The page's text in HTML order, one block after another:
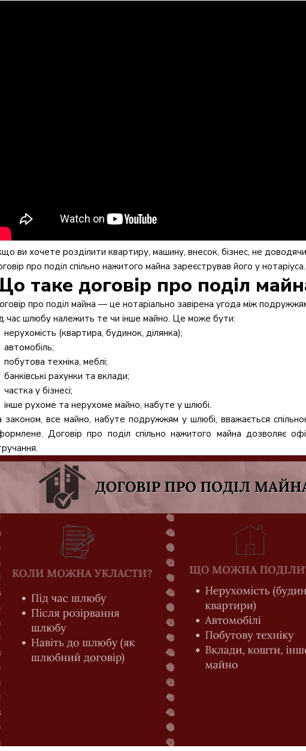
ви хочете розділити квартиру, машину, внесок, бізнес, не
про поділ спільно нажитого майна зареєстрував його у нотаріуса.
таке договір про поділ
про поділ майна — це нотаріально завірена угода між
час шлюбу належить те чи інше майно. Це може бути:
нерухомість (квартира, будинок, ділянка);
автомобіль;
побутова техніка, меблі;
банківські рахунки та вклади;
частка у бізнесі;
інше рухоме та нерухоме майно, набуте у шлюбі.
законом, все майно, набуте подружжям у шлюбі, вважається
Договір про поділ спільно нажитого майна дозволяє